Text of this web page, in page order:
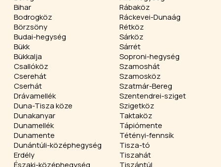
Bihar
Bodrogköz
Börzsöny
Budai-hegység
Bükk
Bükkalja
Csallóköz
Cserehát
Cserhát
Drávamellék
Duna-Tisza köze
Dunakanyar
Dunamellék
Dunamente
Dunántúli-középhegység
Erdély
Északi-középhegység
Rábaköz
Ráckevei-Dunaág
Rétköz
Sárköz
Sárrét
Soproni-hegység
Szamoshát
Szamosköz
Szatmár-Bereg
Szentendrei-sziget
Szigetköz
Taktaköz
Tápiómente
Tétényi-fennsík
Tisza-tó
Tiszahát
Tiszántúl